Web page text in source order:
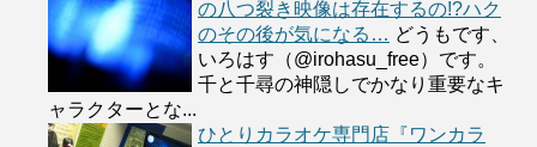
の八つ裂き映像は存在するの!?ハク
のその後が気になる… どうもです、
いろはす（@irohasu_free）です。
千と千尋の神隠しでかなり重要なキ
ャラクターとな...
ひとりカラオケ専門店『ワンカラ